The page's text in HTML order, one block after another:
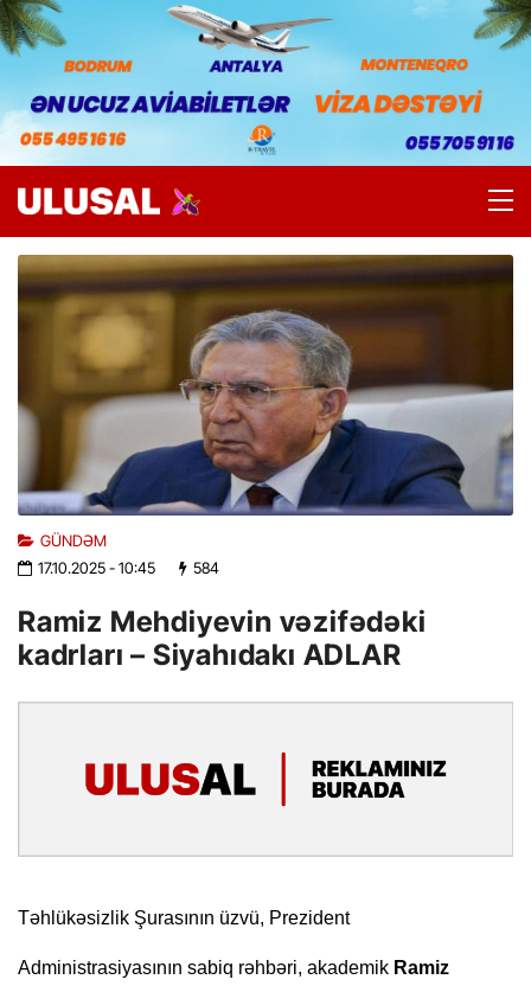
GÜNDƏM
17.10.2025- 10:45 584
Ramiz Mehdiyevin vəzifədəki
kadrları – Siyahıdakı ADLAR
Təhlükəsizlik Şurasının üzvü, Prezident
Administrasiyasının sabiq rəhbəri, akademik Ramiz